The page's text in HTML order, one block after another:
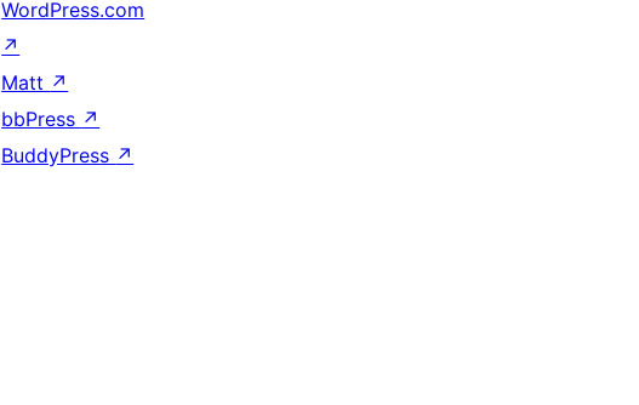
WordPress.com
↗
Matt ↗
bbPress ↗
BuddyPress ↗